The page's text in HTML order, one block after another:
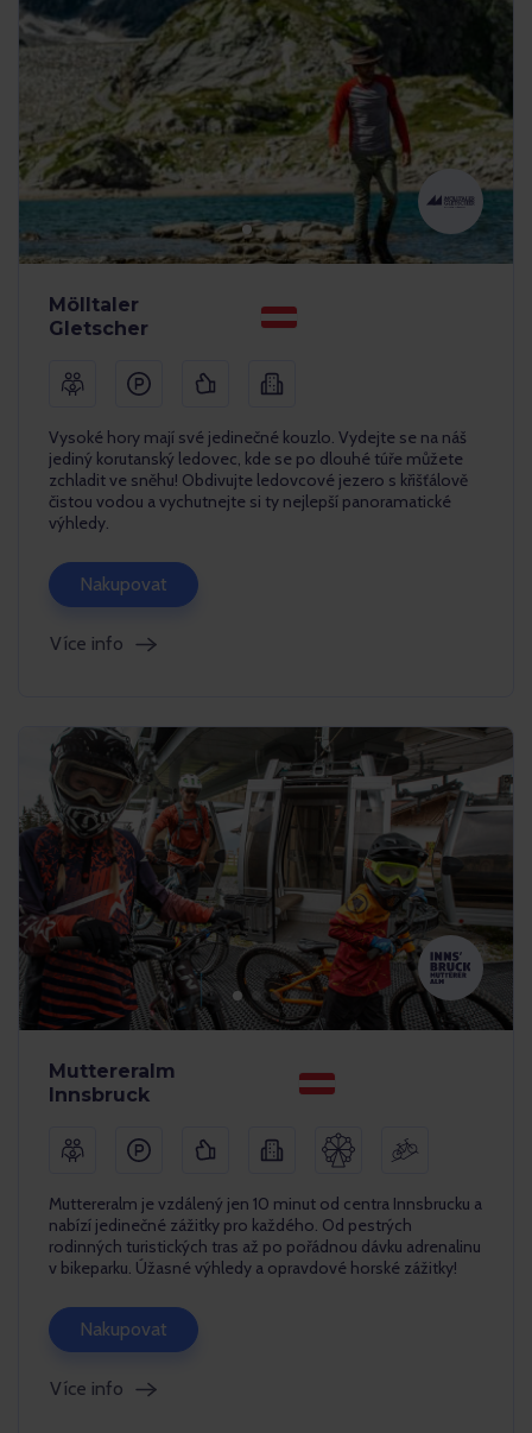
Mölltaler
Gletscher
Vysoké hory mají své jedinečné kouzlo. Vydejte se na náš
jediný korutanský ledovec, kde se po dlouhé túře můžete
zchladit ve sněhu! Obdivujte ledovcové jezero s křišťálově
čistou vodou a vychutnejte si ty nejlepší panoramatické
výhledy.
Nakupovat
Více info
Muttereralm
Innsbruck
Muttereralm je vzdálený jen 10 minut od centra Innsbrucku a
nabízí jedinečné zážitky pro každého. Od pestrých
rodinných turistických tras až po pořádnou dávku adrenalinu
v bikeparku. Úžasné výhledy a opravdové horské zážitky!
Nakupovat
Více info